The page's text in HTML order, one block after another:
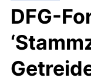
DFG-